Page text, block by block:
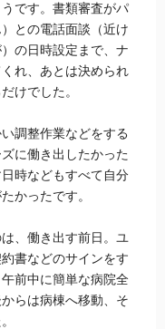
です。書類審査がパ
との電話面談（近け
の日時設定まで、ナ
れ、あとは決められ
けでした。
調整作業などをする
に働き出したかった
時などもすべて自分
かったです。
、働き出す前日。ユ
書などのサインをす
前中に簡単な病院全
らは病棟へ移動、そ